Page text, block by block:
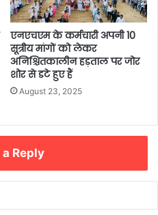
एनएचएम के कर्मचारी अपनी 10
सूत्रीय मांगों को लेकर
अनिश्चितकालीन हड़ताल पर जोर
शोर से डटे हुए हैं
August 23, 2025
Reply